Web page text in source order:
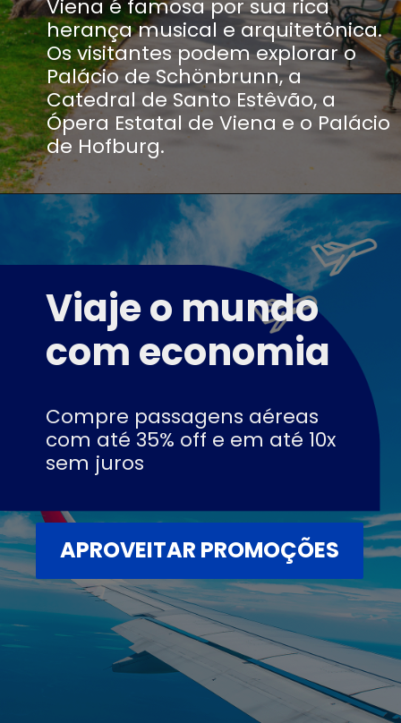
Viena é famosa por sua rica
herança musical e arquitetônica.
Os visitantes podem explorar o
Palácio de Schönbrunn, a
Catedral de Santo Estêvão, a
Ópera Estatal de Viena e o Palácio
de Hofburg.
Viaje o mundo
com economia
Compre passagens aéreas
com até 35% off e em até 10x
sem juros
APROVEITAR PROMOÇÕES